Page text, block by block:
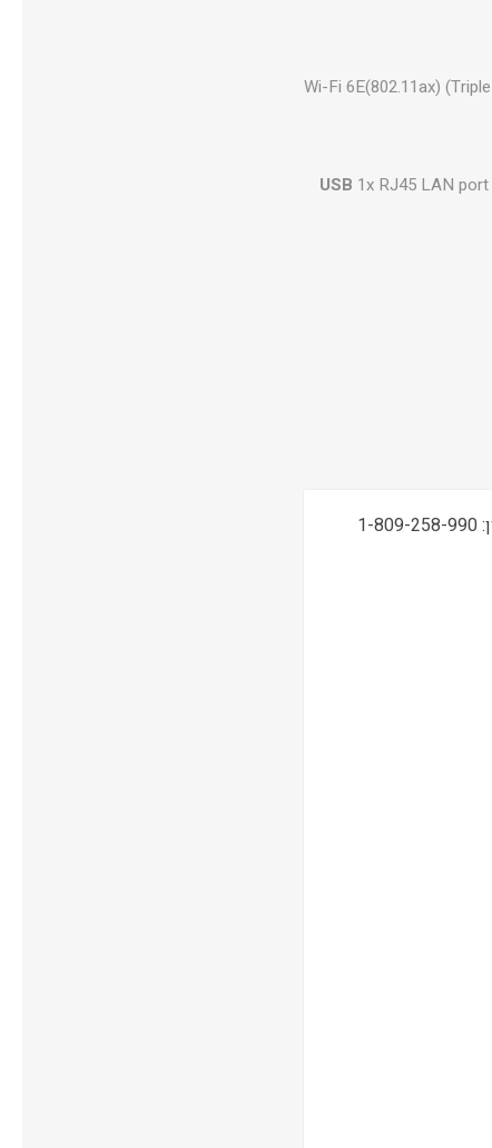
Wi-Fi 6E(802.11ax)
USB 1x RJ45 LAN
תמיכה טכנית, שירות ואחריות ONSITE ע"י מעבדות CPM בטלפון: 1-809-258-990